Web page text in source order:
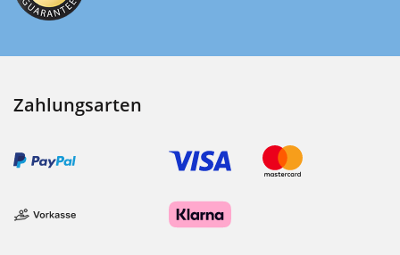
Zahlungsarten